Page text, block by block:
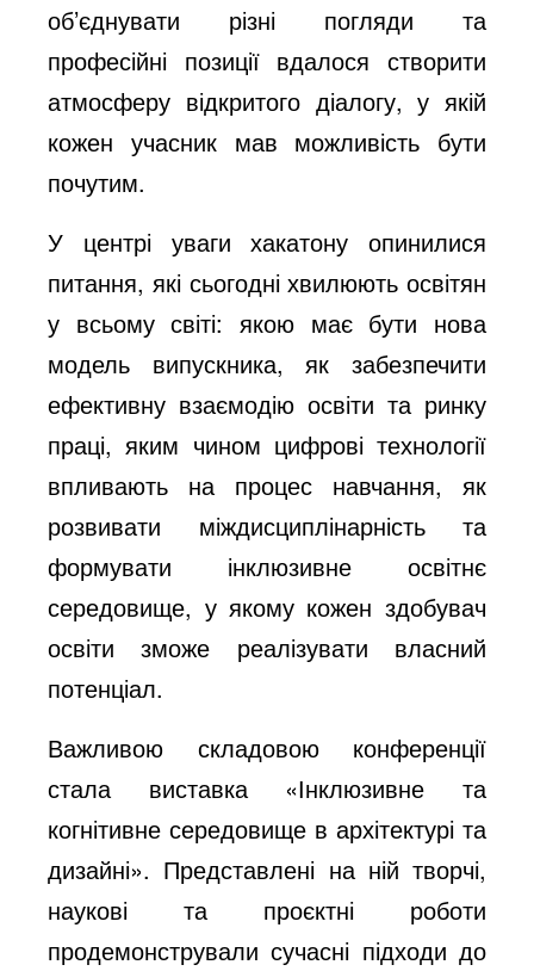
об’єднувати різні погляди та
професійні позиції вдалося створити
атмосферу відкритого діалогу, у якій
кожен учасник мав можливість бути
почутим.
У центрі уваги хакатону опинилися
питання, які сьогодні хвилюють освітян
у всьому світі: якою має бути нова
модель випускника, як забезпечити
ефективну взаємодію освіти та ринку
праці, яким чином цифрові технології
впливають на процес навчання, як
розвивати міждисциплінарність та
формувати інклюзивне освітнє
середовище, у якому кожен здобувач
освіти зможе реалізувати власний
потенціал.
Важливою складовою конференції
стала виставка «Інклюзивне та
когнітивне середовище в архітектурі та
дизайні». Представлені на ній творчі,
наукові та проєктні роботи
продемонстрували сучасні підходи до